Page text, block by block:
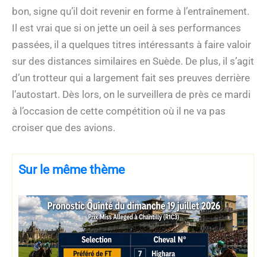
bon, signe qu’il doit revenir en forme à l’entraînement.
Il est vrai que si on jette un oeil à ses performances
passées, il a quelques titres intéressants à faire valoir
sur des distances similaires en Suède. De plus, il s’agit
d’un trotteur qui a largement fait ses preuves derrière
l’autostart. Dès lors, on le surveillera de près ce mardi
à l’occasion de cette compétition où il ne va pas
croiser que des avions.
Sur le même thème